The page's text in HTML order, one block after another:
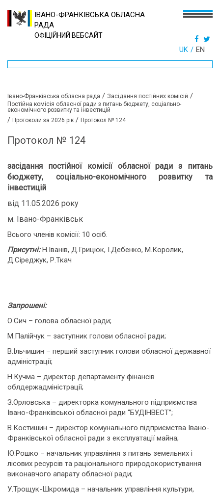
ІВАНО-ФРАНКІВСЬКА ОБЛАСНА
РАДА
ОФІЦІЙНИЙ ВЕБСАЙТ
UK EN
Івано-Франківська обласна рада / Засідання постійних комісій /
Постійна комісія обласної ради з питань бюджету, соціально-
економічного розвитку та інвестицій
/ Протоколи за 2026 рік / Протокол № 124
Протокол № 124
засідання постійної комісії обласної ради з питань
бюджету, соціально-економічного розвитку та
інвестицій
від 11.05.2026 року
м. Івано-Франківськ
Всього членів комісії: 10 осіб.
Присутні:Н.Іванів, Д.Грицюк, І.Дебенко, М.Королик,
Д.Сіреджук, Р.Ткач
Запрошені:
О.Сич – голова обласної ради;
М.Палійчук – заступник голови обласної ради;
В.Ільчишин – перший заступник голови обласної державної
адміністрації;
Н.Кучма – директор департаменту фінансів
облдержадміністрації;
З.Орловська – директорка комунального підприємства
Івано-Франківської обласної ради “БУДІНВЕСТ”;
В.Костишин – директор комунального підприємства Івано-
Франківської обласної ради з експлуатації майна;
Ю.Рошко – начальник управління з питань земельних і
лісових ресурсів та раціонального природокористування
виконавчого апарату обласної ради;
У.Трощук-Шкромида – начальник управління культури,